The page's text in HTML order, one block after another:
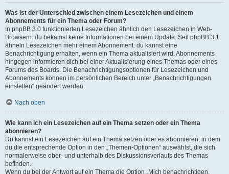
Was ist der Unterschied zwischen einem Lesezeichen und einem
Abonnements für ein Thema oder Forum?
In phpBB 3.0 funktionierten Lesezeichen ähnlich den Lesezeichen in Web-
Browsern: du bekamst keine Informationen bei einem Update. Seit phpBB 3.1
ähneln Lesezeichen mehr einem Abonnement: du kannst eine
Benachrichtigung erhalten, wenn ein Thema aktualisiert wird. Abonnements
hingegen informieren dich bei einer Aktualisierung eines Themas oder eines
Forums des Boards. Die Benachrichtigungsoptionen für Lesezeichen und
Abonnements können im persönlichen Bereich unter „Benachrichtigungen
einstellen“ geändert werden.
Nach oben
Wie kann ich ein Lesezeichen auf ein Thema setzen oder ein Thema
abonnieren?
Du kannst ein Lesezeichen auf ein Thema setzen oder es abonnieren, in dem
du die entsprechende Option in den „Themen-Optionen“ auswählst, die sich
normalerweise ober- und unterhalb des Diskussionsverlaufs des Themas
befinden.
Wenn du bei der Antwort auf ein Thema die Option „Mich benachrichtigen,